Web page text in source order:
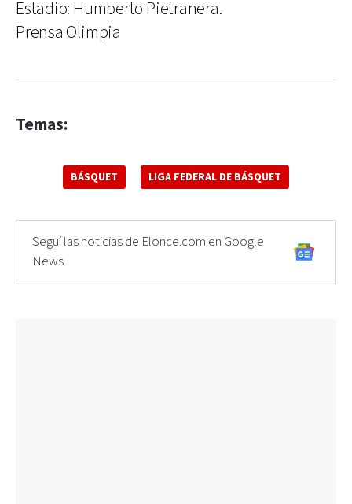
Estadio: Humberto Pietranera.
Prensa Olimpia
Temas:
BÁSQUET LIGA FEDERAL DE BÁSQUET
Seguí las noticias de Elonce.com en Google
News